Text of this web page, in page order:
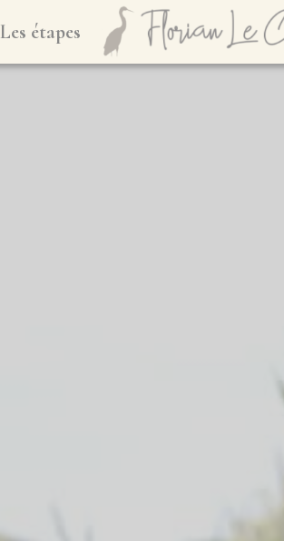
Les étapes